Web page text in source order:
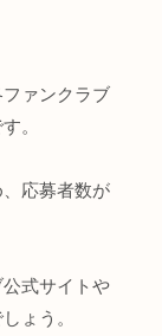
ァンクラブ
。
応募者数が
式サイトや
ょう。